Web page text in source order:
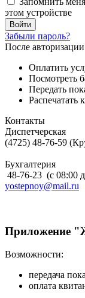
этом устройстве
Забыли пароль?
После
Оплатить
Посмотреть
Передать
Распечатать
Контакты
Диспетчерская
(4725) 48-76-59
Бухгалтерия
48-76-23 (с 08:00
yostepnoy@mail.ru
Приложение
Возможности:
передача
оплата